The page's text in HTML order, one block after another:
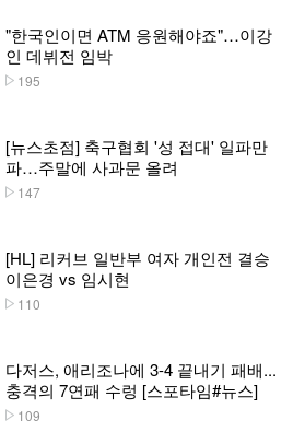
"한국인이면 ATM 응원해야죠"…이강
인 데뷔전 임박
195
[뉴스초점] 축구협회 '성 접대' 일파만
파…주말에 사과문 올려
147
[HL] 리커브 일반부 여자 개인전 결승
이은경 vs 임시현
110
다저스, 애리조나에 3-4 끝내기 패배...
충격의 7연패 수렁 [스포타임#뉴스]
109